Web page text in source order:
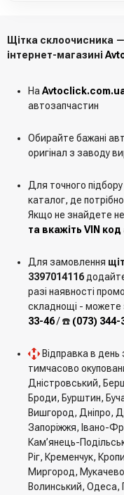
Щітка склоочисника
інтернет-магазині
На
автозапчастин
Обирайте бажані
оригінал з заводу
Для точного
каталог, де
Якщо не знайдете
та вкажіть VIN
Для замовлення
3397014116
разі наявності
складнощі -
33-46/ ☎️ (073) 344-
Відправка в день
тимчасово
Дністровський,
Броди, Бурштин,
Вишгород, Дніпро,
Запоріжжя, Івано-
Кам’янець-
Ріг, Кременчук,
Миргород,
Волинський, Одеса,